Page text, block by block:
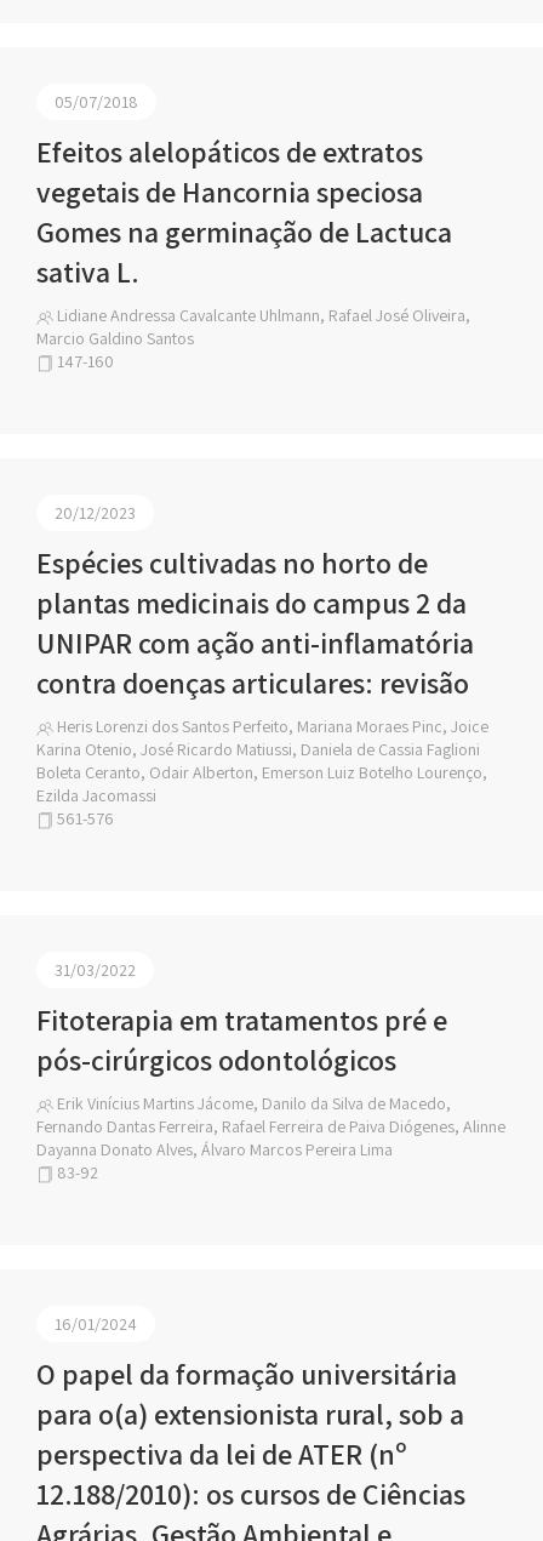
05/07/2018
Efeitos alelopáticos de extratos
vegetais de Hancornia speciosa
Gomes na germinação de Lactuca
sativa L.
Lidiane Andressa Cavalcante Uhlmann, Rafael José Oliveira,
Marcio Galdino Santos
147-160
20/12/2023
Espécies cultivadas no horto de
plantas medicinais do campus 2 da
UNIPAR com ação anti-inflamatória
contra doenças articulares: revisão
Heris Lorenzi dos Santos Perfeito, Mariana Moraes Pinc, Joice
Karina Otenio, José Ricardo Matiussi, Daniela de Cassia Faglioni
Boleta Ceranto, Odair Alberton, Emerson Luiz Botelho Lourenço,
Ezilda Jacomassi
561-576
31/03/2022
Fitoterapia em tratamentos pré e
pós-cirúrgicos odontológicos
Erik Vinícius Martins Jácome, Danilo da Silva de Macedo,
Fernando Dantas Ferreira, Rafael Ferreira de Paiva Diógenes, Alinne
Dayanna Donato Alves, Álvaro Marcos Pereira Lima
83-92
16/01/2024
O papel da formação universitária
para o(a) extensionista rural, sob a
perspectiva da lei de ATER (nº
12.188/2010): os cursos de Ciências